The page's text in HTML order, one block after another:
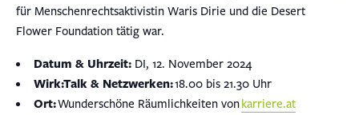
für Menschenrechtsaktivistin Waris Dirie und die Desert
Flower Foundation tätig war.
Datum & Uhrzeit: DI, 12. November 2024
Wirk:Talk & Netzwerken:18.00 bis 21.30 Uhr
Ort:Wunderschöne Räumlichkeiten vonkarriere.at